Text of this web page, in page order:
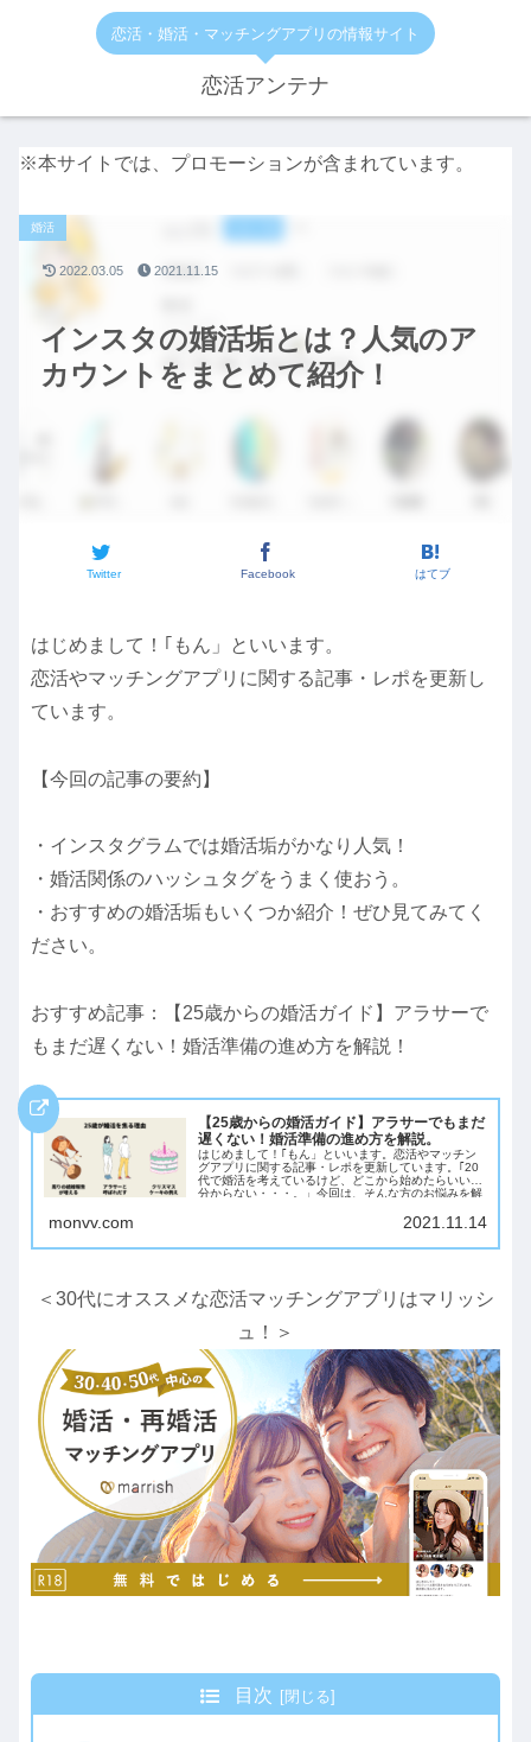
恋活・婚活・マッチングアプリの情報サイト
恋活アンテナ
※本サイトでは、プロモーションが含まれています。
インスタの婚活垢とは？人気のア
カウントをまとめて紹介！
婚活
Twitter Facebook はてブ
2022.03.05 2021.11.15
はじめまして！｢もん」といいます。
恋活やマッチングアプリに関する記事・レポを更新し
ています。
【今回の記事の要約】
・インスタグラムでは婚活垢がかなり人気！
・婚活関係のハッシュタグをうまく使おう。
・おすすめの婚活垢もいくつか紹介！ぜひ見てみてく
ださい。
おすすめ記事：【25歳からの婚活ガイド】アラサーで
もまだ遅くない！婚活準備の進め方を解説！
【25歳からの婚活ガイド】アラサーでもまだ
遅くない！婚活準備の進め方を解説。
はじめまして！｢もん」といいます。恋活やマッチン
グアプリに関する記事・レポを更新しています。｢20
代で婚活を考えているけど、どこから始めたらいいか
分からない・・・。」今回は、そんな方のお悩みを解
monvv.com 2021.11.14
＜30代にオススメな恋活マッチングアプリはマリッシ
ュ！＞
目次